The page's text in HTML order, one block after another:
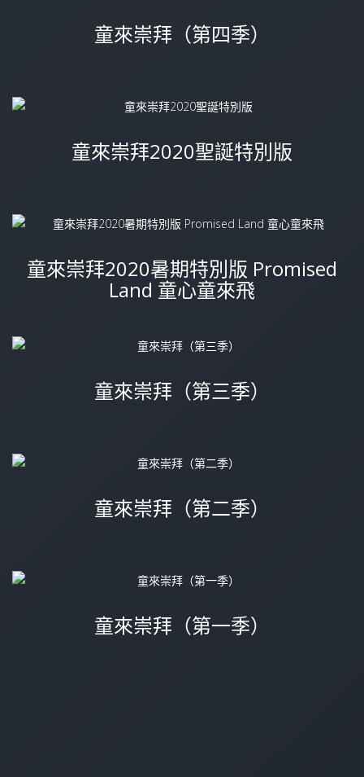
童來崇拜（第四季）
童來崇拜2020聖誕特別版
童來崇拜2020暑期特別版 Promised
Land 童心童來飛
童來崇拜（第三季）
童來崇拜（第二季）
童來崇拜（第一季）